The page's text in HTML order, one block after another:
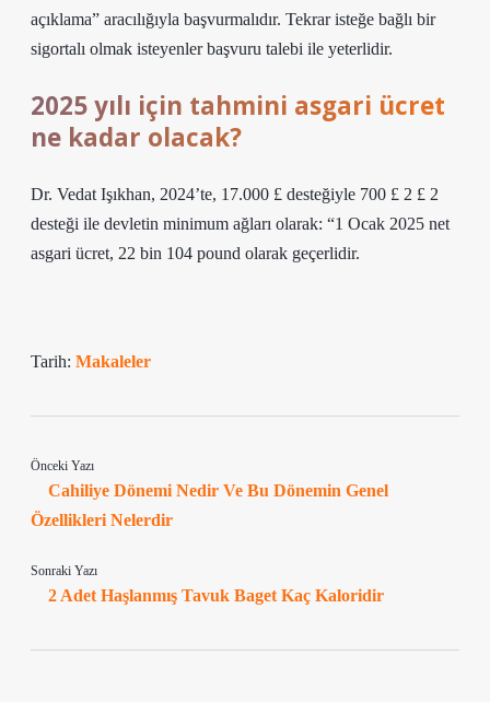
açıklama” aracılığıyla başvurmalıdır. Tekrar isteğe bağlı bir
sigortalı olmak isteyenler başvuru talebi ile yeterlidir.
2025 yılı için tahmini asgari ücret
ne kadar olacak?
Dr. Vedat Işıkhan, 2024’te, 17.000 £ desteğiyle 700 £ 2 £ 2
desteği ile devletin minimum ağları olarak: “1 Ocak 2025 net
asgari ücret, 22 bin 104 pound olarak geçerlidir.
Tarih: Makaleler
Önceki Yazı
Cahiliye Dönemi Nedir Ve Bu Dönemin Genel
Özellikleri Nelerdir
Sonraki Yazı
2 Adet Haşlanmış Tavuk Baget Kaç Kaloridir